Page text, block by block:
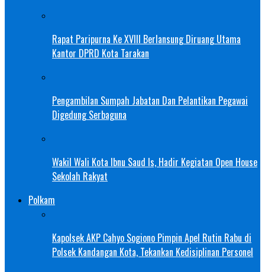
Rapat Paripurna Ke XVIII Berlansung Diruang Utama
Kantor DPRD Kota Tarakan
Pengambilan Sumpah Jabatan Dan Pelantikan Pegawai
Digedung Serbaguna
Wakil Wali Kota Ibnu Saud Is, Hadir Kegiatan Open House
Sekolah Rakyat
Polkam
Kapolsek AKP Cahyo Sogiono Pimpin Apel Rutin Rabu di
Polsek Kandangan Kota, Tekankan Kedisiplinan Personel